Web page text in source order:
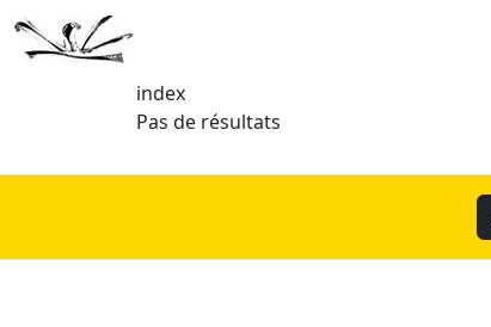
index
Pas de résultats